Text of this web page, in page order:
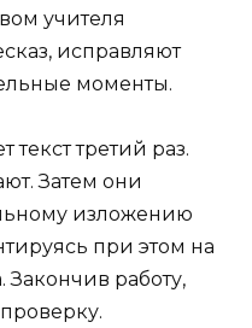
учителя
исправляют
моменты.
текст третий раз.
Затем они
изложению
при этом на
Закончив работу,